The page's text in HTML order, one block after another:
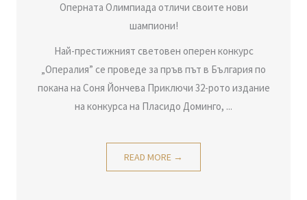
Оперната Олимпиада отличи своите нови
шампиони!
Най-престижният световен оперен конкурс
„Опералия” се проведе за пръв път в България по
покана на Соня Йончева Приключи 32-рото издание
на конкурса на Пласидо Доминго, ...
READ MORE →